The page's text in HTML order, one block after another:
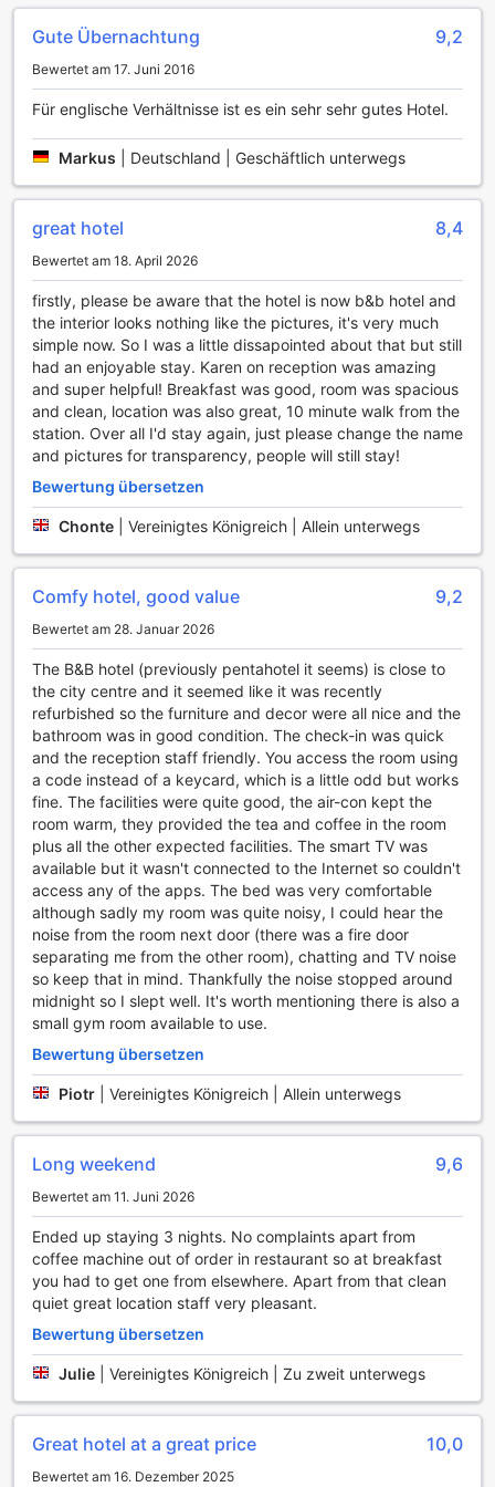
bis hin zu lokalen Bierspezialitäten, während Sie sich mit
Freunden oder anderen Hotelgästen austauschen. Die
stilvolle Einrichtung und die angenehme Beleuchtung
schaffen eine entspannte Stimmung, die zum Verweilen
einlädt.
Zusätzlich zur Bar steht den Gästen ein gemeinschaftlicher
Lounge- und TV-Bereich zur Verfügung. Dieser Raum ist
ideal, um sich zurückzulehnen und die neuesten
Sportereignisse oder Filme auf dem großen Bildschirm zu
verfolgen. Ob Sie alleine entspannen oder in geselliger
Runde die Zeit verbringen möchten, der Lounge-Bereich
modernem Design und gemütlichem Ambiente macht das
pentahotel Birmingham zu einem Ort, an dem Unterhaltung
und Entspannung Hand in Hand gehen.
Sporteinrichtungen im pentahotel Birmingham
Das pentahotel Birmingham bietet seinen Gästen eine
beeindruckende Auswahl an Sporteinrichtungen, die
sowohl für Fitnessbegeisterte als auch für
Erholungssuchende ideal sind. Das hauseigene
Fitnesscenter ist rund um die Uhr geöffnet und ermöglicht
es den Gästen, jederzeit ihrem Trainingsprogramm
nachzugehen. Ausgestattet mit modernen Geräten und
einer Vielzahl von Trainingsmöglichkeiten, können Sie hier
Alltag hinter sich lassen.
Ein besonderes Highlight des pentahotel Birmingham ist der
einladende Außenpool, der nicht nur für eine erfrischende
Abkühlung sorgt, sondern auch eine wunderbare
Möglichkeit bietet, sich in einer entspannten Umgebung zu
bewegen. Ob Sie ein paar Bahnen schwimmen oder einfach
nur am Pool entspannen möchten, dieser Bereich ist der
perfekte Ort, um Körper und Geist in Einklang zu bringen.
Genießen Sie die Kombination aus sportlicher Betätigung
und erholsamer Auszeit im pentahotel Birmingham!
Bequeme Annehmlichkeiten im pentahotel Birmingham
Das pentahotel Birmingham bietet seinen Gästen eine
Vielzahl von Annehmlichkeiten, die den Aufenthalt sowohl
komfortabel als auch unvergesslich machen. Genießen Sie
den Luxus eines 24-Stunden-Zimmerservice, der es Ihnen
ermöglicht, köstliche Speisen und Getränke direkt in Ihr
Zimmer zu bestellen, wann immer Ihnen danach ist.
Darüber hinaus stehen Ihnen in allen Zimmern kostenloses
WLAN sowie in den öffentlichen Bereichen des Hotels zur
Verfügung, sodass Sie jederzeit mit Ihren Lieben in Kontakt
bleiben oder geschäftliche Angelegenheiten erledigen
Für zusätzlichen Komfort sorgt der tägliche
Reinigungsservice, der sicherstellt, dass Ihr Zimmer stets
frisch und einladend ist. Die Gepäckaufbewahrung und die
Sicherheitsboxen bieten Ihnen die Möglichkeit, Ihre
Wertsachen sicher zu verstauen, während Sie die
Umgebung erkunden. Und nach einem langen Tag können
Sie sich am Kamin entspannen und die gemütliche
Atmosphäre des Hotels genießen – ein perfekter Ort, um
den Abend ausklingen zu lassen.
Transportmöglichkeiten im pentahotel Birmingham
Das pentahotel Birmingham bietet seinen Gästen eine
Vielzahl an erstklassigen Transportmöglichkeiten, die den
Aufenthalt in der pulsierenden Stadt noch angenehmer
Gute Übernachtung 9,2
Bewertet am 17. Juni 2016
Für englische Verhältnisse ist es ein sehr sehr gutes Hotel.
Markus Deutschland | Geschäftlich unterwegs
great hotel 8,4
Bewertet am 18. April 2026
firstly, please be aware that the hotel is now b&b hotel and
the interior looks nothing like the pictures, it's very much
simple now. So I was a little dissapointed about that but still
had an enjoyable stay. Karen on reception was amazing
and super helpful! Breakfast was good, room was spacious
and clean, location was also great, 10 minute walk from the
station. Over all I'd stay again, just please change the name
and pictures for transparency, people will still stay!
Bewertung übersetzen
Chonte Vereinigtes Königreich | Allein unterwegs
Comfy hotel, good value 9,2
Bewertet am 28. Januar 2026
The B&B hotel (previously pentahotel it seems) is close to
the city centre and it seemed like it was recently
refurbished so the furniture and decor were all nice and the
bathroom was in good condition. The check-in was quick
and the reception staff friendly. You access the room using
a code instead of a keycard, which is a little odd but works
fine. The facilities were quite good, the air-con kept the
room warm, they provided the tea and coffee in the room
plus all the other expected facilities. The smart TV was
available but it wasn't connected to the Internet so couldn't
access any of the apps. The bed was very comfortable
although sadly my room was quite noisy, I could hear the
noise from the room next door (there was a fire door
separating me from the other room), chatting and TV noise
so keep that in mind. Thankfully the noise stopped around
midnight so I slept well. It's worth mentioning there is also a
small gym room available to use.
Bewertung übersetzen
Piotr Vereinigtes Königreich | Allein unterwegs
Long weekend 9,6
Bewertet am 11. Juni 2026
Ended up staying 3 nights. No complaints apart from
coffee machine out of order in restaurant so at breakfast
you had to get one from elsewhere. Apart from that clean
quiet great location staff very pleasant.
Bewertung übersetzen
Julie Vereinigtes Königreich | Zu zweit unterwegs
Great hotel at a great price 10,0
Bewertet am 16. Dezember 2025